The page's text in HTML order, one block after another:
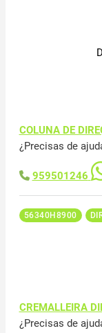
COLUNA DE
¿Precisas de
959501246
56340H8900
CREMALLEIRA
¿Precisas de